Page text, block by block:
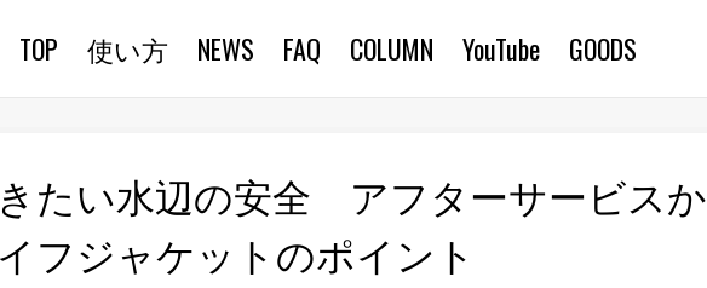
TOP 使い方 NEWS FAQ COLUMN YouTube GOODS
たい水辺の安全 アフターサービスか
フジャケットのポイント